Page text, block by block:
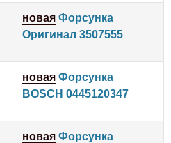
новая Форсунка
Оригинал 3507555
новая Форсунка
BOSCH 0445120347
новая Форсунка